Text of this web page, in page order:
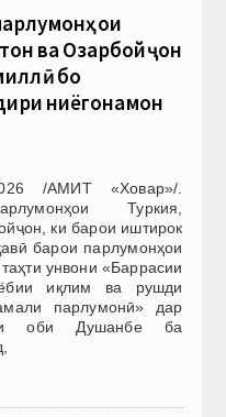
ва Озарбойҷон
бо
ниёгонамон
/АМИТ «Ховар»/.
Туркия,
ки барои иштирок
барои парлумонҳои
унвони «Баррасии
иқлим ва рушди
парлумонӣ» дар
оби Душанбе ба